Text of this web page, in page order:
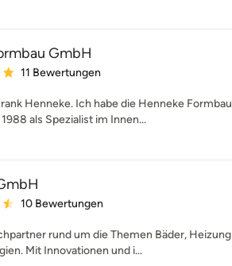
GmbH
Bewertung: 5 von 5 Sternen
11 Bewertungen
Henneke. Ich habe die Henneke Formbau
als Spezialist im Innen...
Bewertung: 4.6 von 5 Sternen
10 Bewertungen
rund um die Themen Bäder, Heizung
Mit Innovationen und i...